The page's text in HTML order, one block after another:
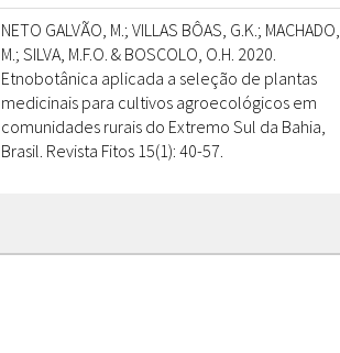
NETO GALVÃO, M.; VILLAS BÔAS, G.K.; MACHADO,
M.; SILVA, M.F.O. & BOSCOLO, O.H. 2020.
Etnobotânica aplicada a seleção de plantas
medicinais para cultivos agroecológicos em
comunidades rurais do Extremo Sul da Bahia,
Brasil. Revista Fitos 15(1): 40-57.